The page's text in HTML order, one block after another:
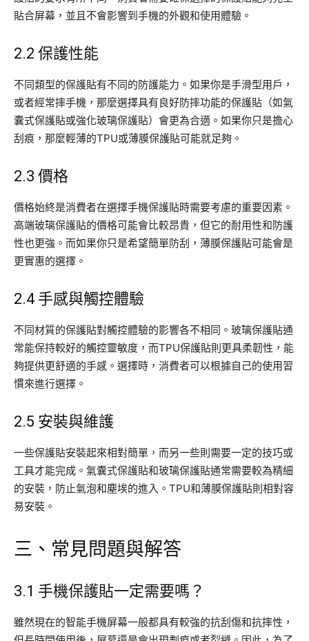
貼合屏幕，並且不會影響到手機的外觀和使用體驗。
2.2 保護性能
不同類型的保護貼有不同的防護能力。如果你是手滑型用戶，
或者經常摔手機，那麼選擇具有良好防摔功能的保護貼（如氣
囊式保護貼或強化玻璃保護貼）會更為合適。如果你只是擔心
刮痕，那麼輕薄的TPU或薄膜保護貼可能就足夠。
2.3 價格
價格始終是消費者在選擇手機保護貼時需要考慮的重要因素。
高端玻璃保護貼的價格可能會比較昂貴，但它的耐用性和防護
性也更強。而如果你只是希望簡單防刮，薄膜保護貼可能會是
更實惠的選擇。
2.4 手感與觸控體驗
不同材質的保護貼對觸控體驗的影響各不相同。玻璃保護貼通
常能保持較好的觸控靈敏度，而TPU保護貼則更具柔韌性，能
夠提供更舒適的手感。選擇時，消費者可以根據自己的使用習
慣來進行選擇。
2.5 安裝與維護
一些保護貼安裝起來相對簡單，而另一些則需要一定的技巧或
工具才能完成。氣囊式保護貼和玻璃保護貼通常需要較為精細
的安裝，防止氣泡和塵埃的進入。TPU和薄膜保護貼則相對容
易安裝。
三、常見問題與解答
3.1 手機保護貼一定需要嗎？
雖然現在的智能手機屏幕一般都具有較強的抗刮傷和抗摔性，